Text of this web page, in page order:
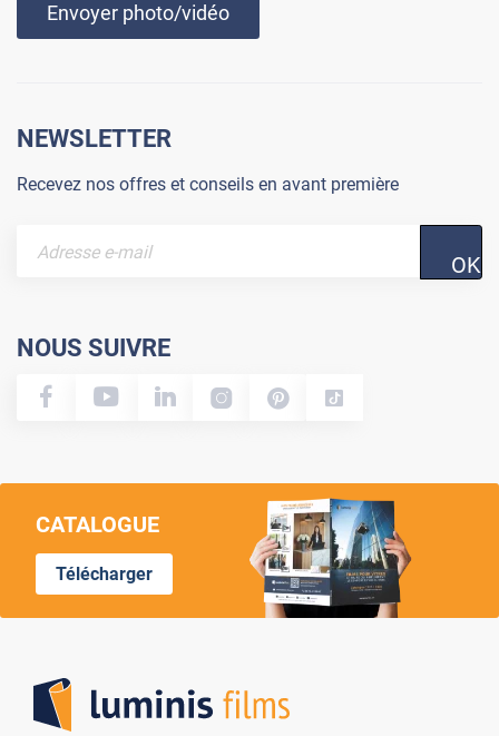
Envoyer photo/vidéo
NEWSLETTER
Recevez nos offres et conseils en avant première
OK
NOUS SUIVRE
CATALOGUE
Télécharger